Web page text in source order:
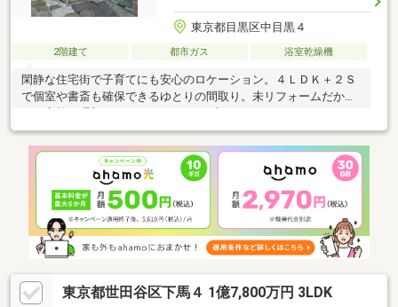
東京都目黒区中目黒４
2階建て 都市ガス 浴室乾燥機
閑静な住宅街で子育てにも安心のロケーション。４ＬＤＫ＋２Ｓ
で個室や書斎も確保できるゆとりの間取り。未リフォームだから
気軽にお問い合わせください。
東京都世田谷区下馬４ 1億7,800万円 3LDK